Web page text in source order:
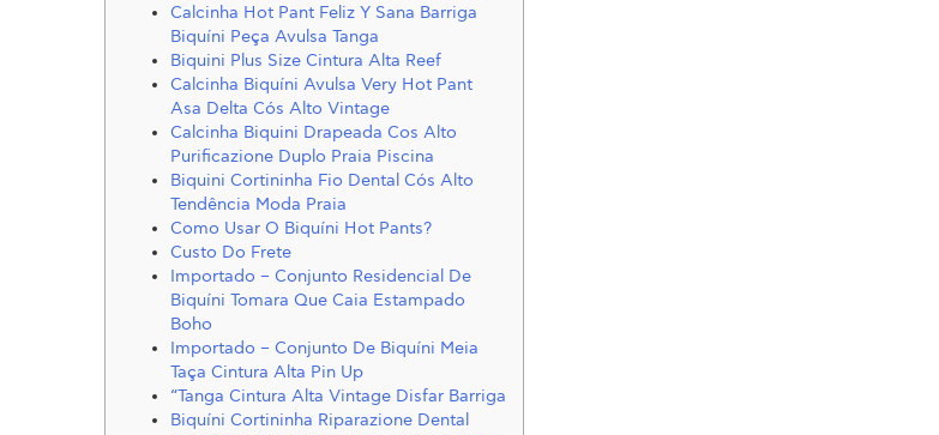
Calcinha Hot Pant Feliz Y Sana Barriga
Biquíni Peça Avulsa Tanga
Biquini Plus Size Cintura Alta Reef
Calcinha Biquíni Avulsa Very Hot Pant
Asa Delta Cós Alto Vintage
Calcinha Biquini Drapeada Cos Alto
Purificazione Duplo Praia Piscina
Biquini Cortininha Fio Dental Cós Alto
Tendência Moda Praia
Como Usar O Biquíni Hot Pants?
Custo Do Frete
Importado – Conjunto Residencial De
Biquíni Tomara Que Caia Estampado
Boho
Importado – Conjunto De Biquíni Meia
Taça Cintura Alta Pin Up
“Tanga Cintura Alta Vintage Disfar Barriga
Biquíni Cortininha Riparazione Dental